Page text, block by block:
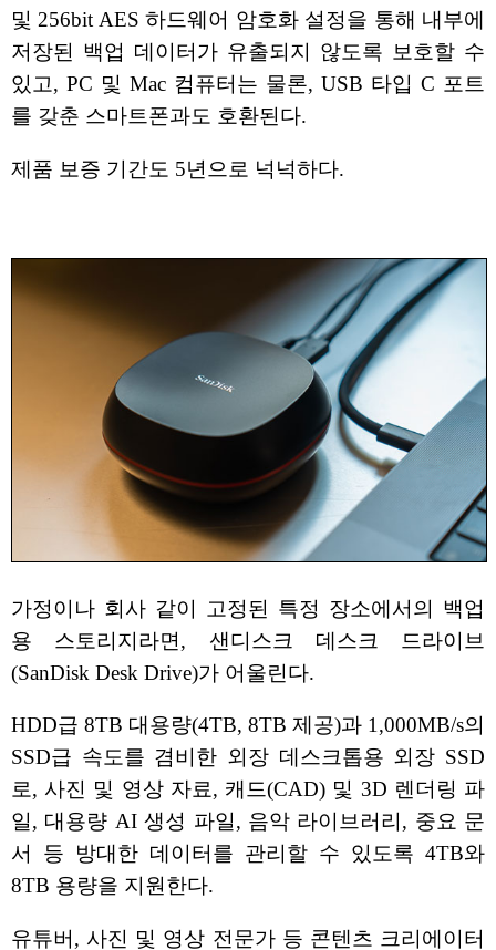
및 256bit AES 하드웨어 암호화 설정을 통해 내부에
저장된 백업 데이터가 유출되지 않도록 보호할 수
있고, PC 및 Mac 컴퓨터는 물론, USB 타입 C 포트
를 갖춘 스마트폰과도 호환된다.
제품 보증 기간도 5년으로 넉넉하다.
가정이나 회사 같이 고정된 특정 장소에서의 백업
용 스토리지라면, 샌디스크 데스크 드라이브
(SanDisk Desk Drive)가 어울린다.
HDD급 8TB 대용량(4TB, 8TB 제공)과 1,000MB/s의
SSD급 속도를 겸비한 외장 데스크톱용 외장 SSD
로, 사진 및 영상 자료, 캐드(CAD) 및 3D 렌더링 파
일, 대용량 AI 생성 파일, 음악 라이브러리, 중요 문
서 등 방대한 데이터를 관리할 수 있도록 4TB와
8TB 용량을 지원한다.
유튜버, 사진 및 영상 전문가 등 콘텐츠 크리에이터